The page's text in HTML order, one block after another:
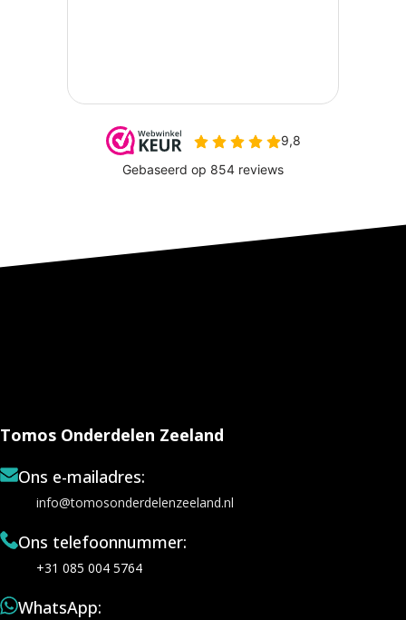
Tomos Onderdelen Zeeland
Ons e-mailadres:
info@tomosonderdelenzeeland.nl
Ons telefoonnummer:
+31 085 004 5764
WhatsApp: